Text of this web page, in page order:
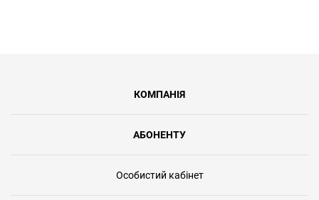
КОМПАНІЯ
АБОНЕНТУ
Особистий кабінет